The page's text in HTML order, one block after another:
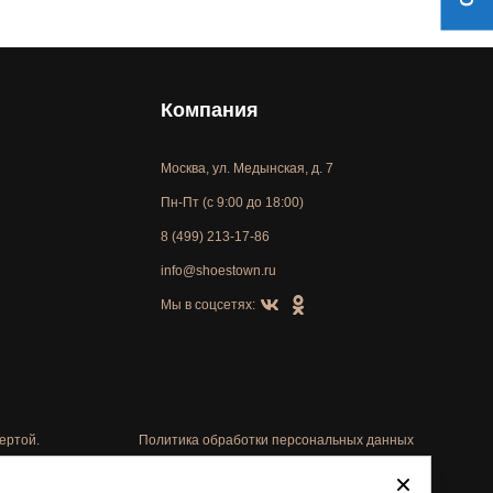
Компания
Москва, ул. Медынская, д. 7
Пн-Пт (с 9:00 до 18:00)
8 (499) 213-17-86
info@shoestown.ru
Мы в соцсетях:
Политика обработки персональных данных